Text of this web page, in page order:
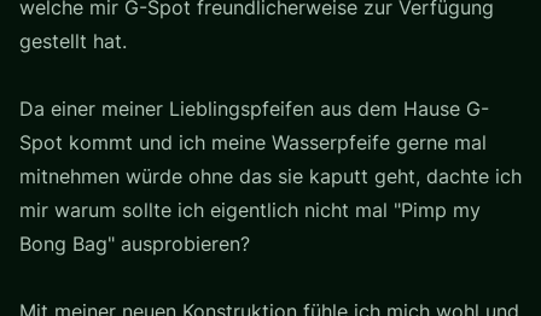
welche mir G-Spot freundlicherweise zur Verfügung
gestellt hat.
Da einer meiner Lieblingspfeifen aus dem Hause G-
Spot kommt und ich meine Wasserpfeife gerne mal
mitnehmen würde ohne das sie kaputt geht, dachte ich
mir warum sollte ich eigentlich nicht mal "Pimp my
Bong Bag" ausprobieren?